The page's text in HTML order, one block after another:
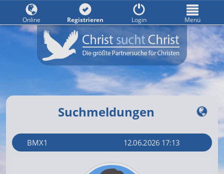
Suchmeldungen
BMX1 12.06.2026 17:13
Online Registrieren Login Menü